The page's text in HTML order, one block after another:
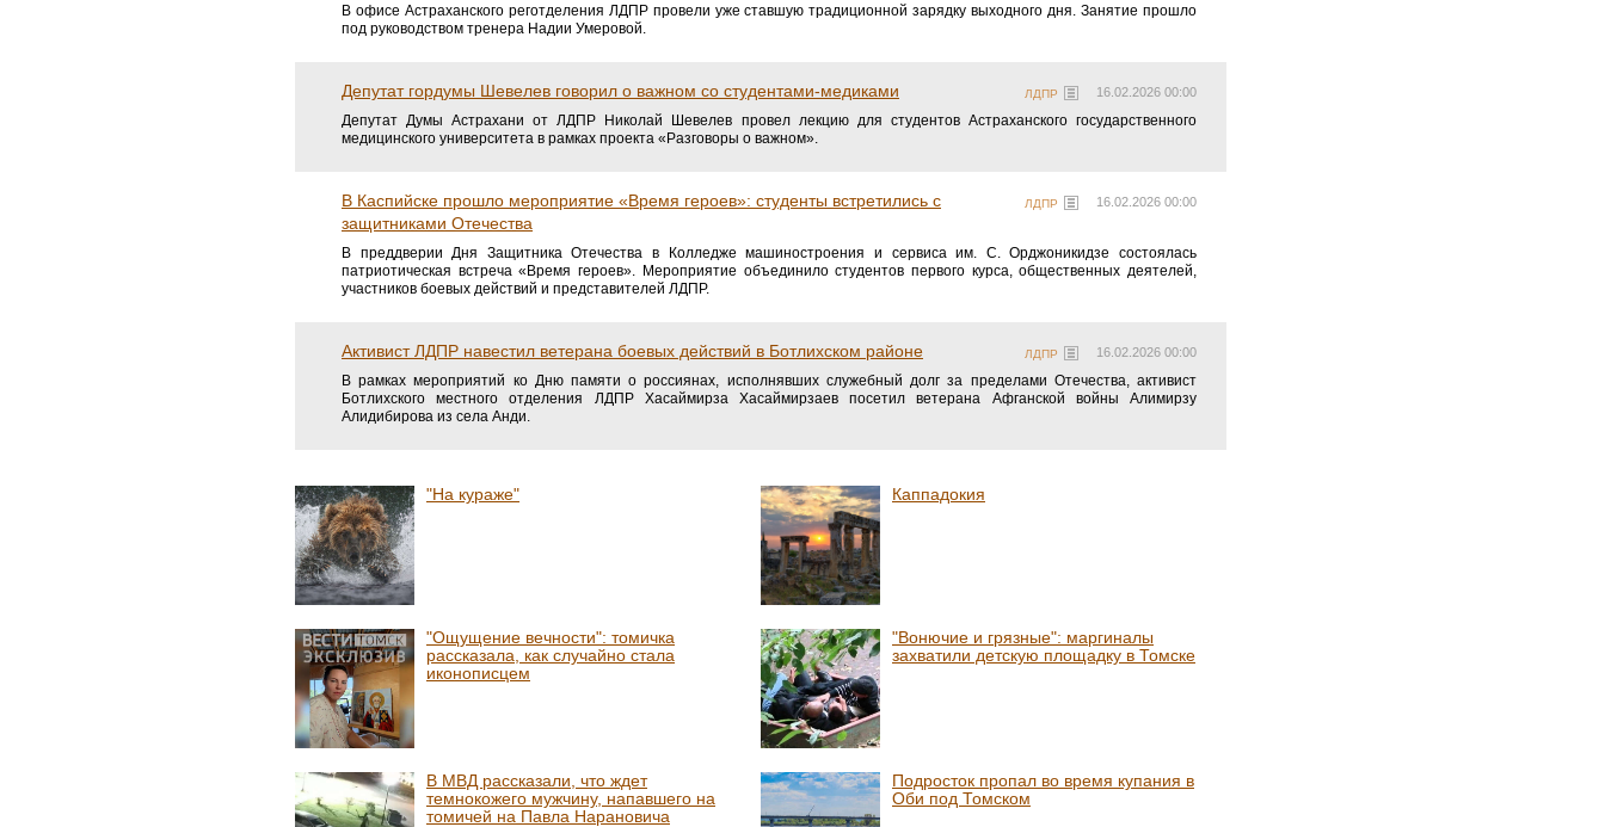
В офисе Астраханского реготделения ЛДПР провели уже ставшую традиционной зарядку выходного дня. Занятие прошло
под руководством тренера Надии Умеровой.
16.02.2026 00:00
ЛДПР
Депутат гордумы Шевелев говорил о важном со студентами-медиками
Депутат Думы Астрахани от ЛДПР Николай Шевелев провел лекцию для студентов Астраханского государственного
медицинского университета в рамках проекта «Разговоры о важном».
16.02.2026 00:00
ЛДПР
В Каспийске прошло мероприятие «Время героев»: студенты встретились с
защитниками Отечества
В преддверии Дня Защитника Отечества в Колледже машиностроения и сервиса им. С. Орджоникидзе состоялась
патриотическая встреча «Время героев». Мероприятие объединило студентов первого курса, общественных деятелей,
участников боевых действий и представителей ЛДПР.
16.02.2026 00:00
ЛДПР
Активист ЛДПР навестил ветерана боевых действий в Ботлихском районе
В рамках мероприятий ко Дню памяти о россиянах, исполнявших служебный долг за пределами Отечества, активист
Ботлихского местного отделения ЛДПР Хасаймирза Хасаймирзаев посетил ветерана Афганской войны Алимирзу
Алидибирова из села Анди.
"На кураже" Каппадокия
"Ощущение вечности": томичка
рассказала, как случайно стала
иконописцем
"Вонючие и грязные": маргиналы
захватили детскую площадку в Томске
В МВД рассказали, что ждет
темнокожего мужчину, напавшего на
томичей на Павла Нарановича
Подросток пропал во время купания в
Оби под Томском